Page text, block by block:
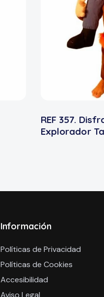
REF 357.
Explorador
Información
Políticas de Privacidad
Políticas de Cookies
Accesibilidad
Aviso Legal